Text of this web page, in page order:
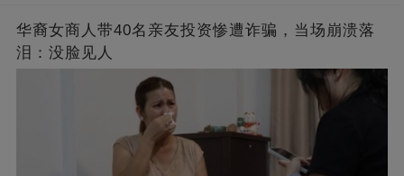
华裔女商人带40名亲友投资惨遭诈骗，当场崩溃落
泪：没脸见人